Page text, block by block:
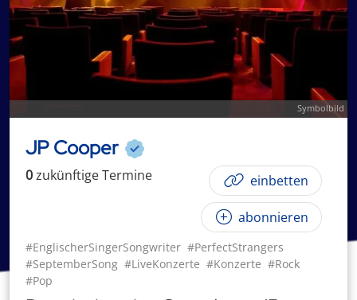
Symbolbild
JP Cooper
0zukünftigeTermine einbetten
abonnieren
#EnglischerSingerSongwriter #PerfectStrangers
#SeptemberSong #LiveKonzerte #Konzerte #Rock
#Pop